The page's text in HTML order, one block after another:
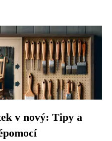
v nový: Tipy a